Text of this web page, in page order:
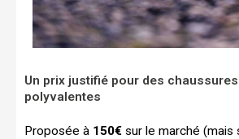
Un prix justifié pour des
polyvalentes
Proposée à 150€ sur le marché (mais